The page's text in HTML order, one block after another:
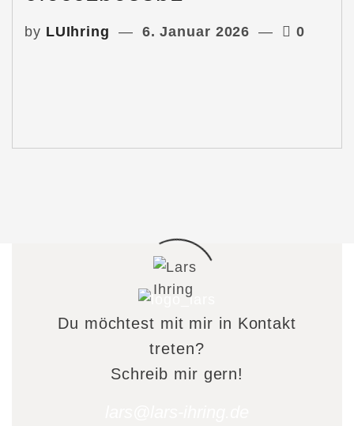
by LUIhring 6. Januar 2026 0
Du möchtest mit mir in Kontakt
treten?
Schreib mir gern!